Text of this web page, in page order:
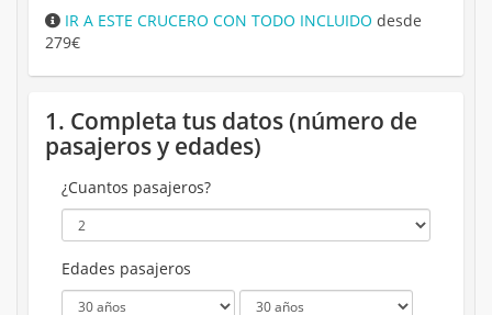
IR A ESTE CRUCERO CON TODO INCLUIDO desde
279€
1. Completa tus datos (número de
pasajeros y edades)
¿Cuantos pasajeros?
Edades pasajeros